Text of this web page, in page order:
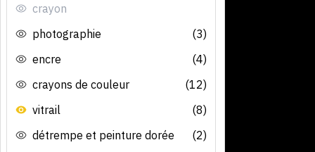
crayon
photographie
(3)
encre
(4)
crayons de couleur
(12)
vitrail
(8)
détrempe et peinture dorée
(2)